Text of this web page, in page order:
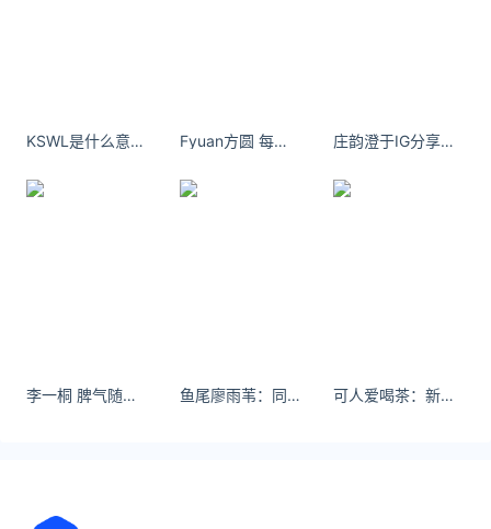
东莞疫情2022年12月13日最新情况
截止12月12日0-24时，东莞新冠肺炎疫情情况日常通
报，东莞无新增本土确诊病例、新增本土无症状感染
者91例、现有确诊368人、累计确诊717人、累计治愈
友情链接：
KSWL是什么意思? Fyuan方圆 每一个浪漫的瞬间，都值得庆祝，来和圆圆子一起过圣诞吧~ 庄韵澄于IG分享多张在日本浸温泉的照片。
李一桐 脾气随人而定，你什么货色我就什么脸色。 鱼尾廖雨苇：同济一日游。#夏日限定 #草坪拍照 可人爱喝茶：新发型如何呢？ #短发#vlog日常#理发前vs理发后